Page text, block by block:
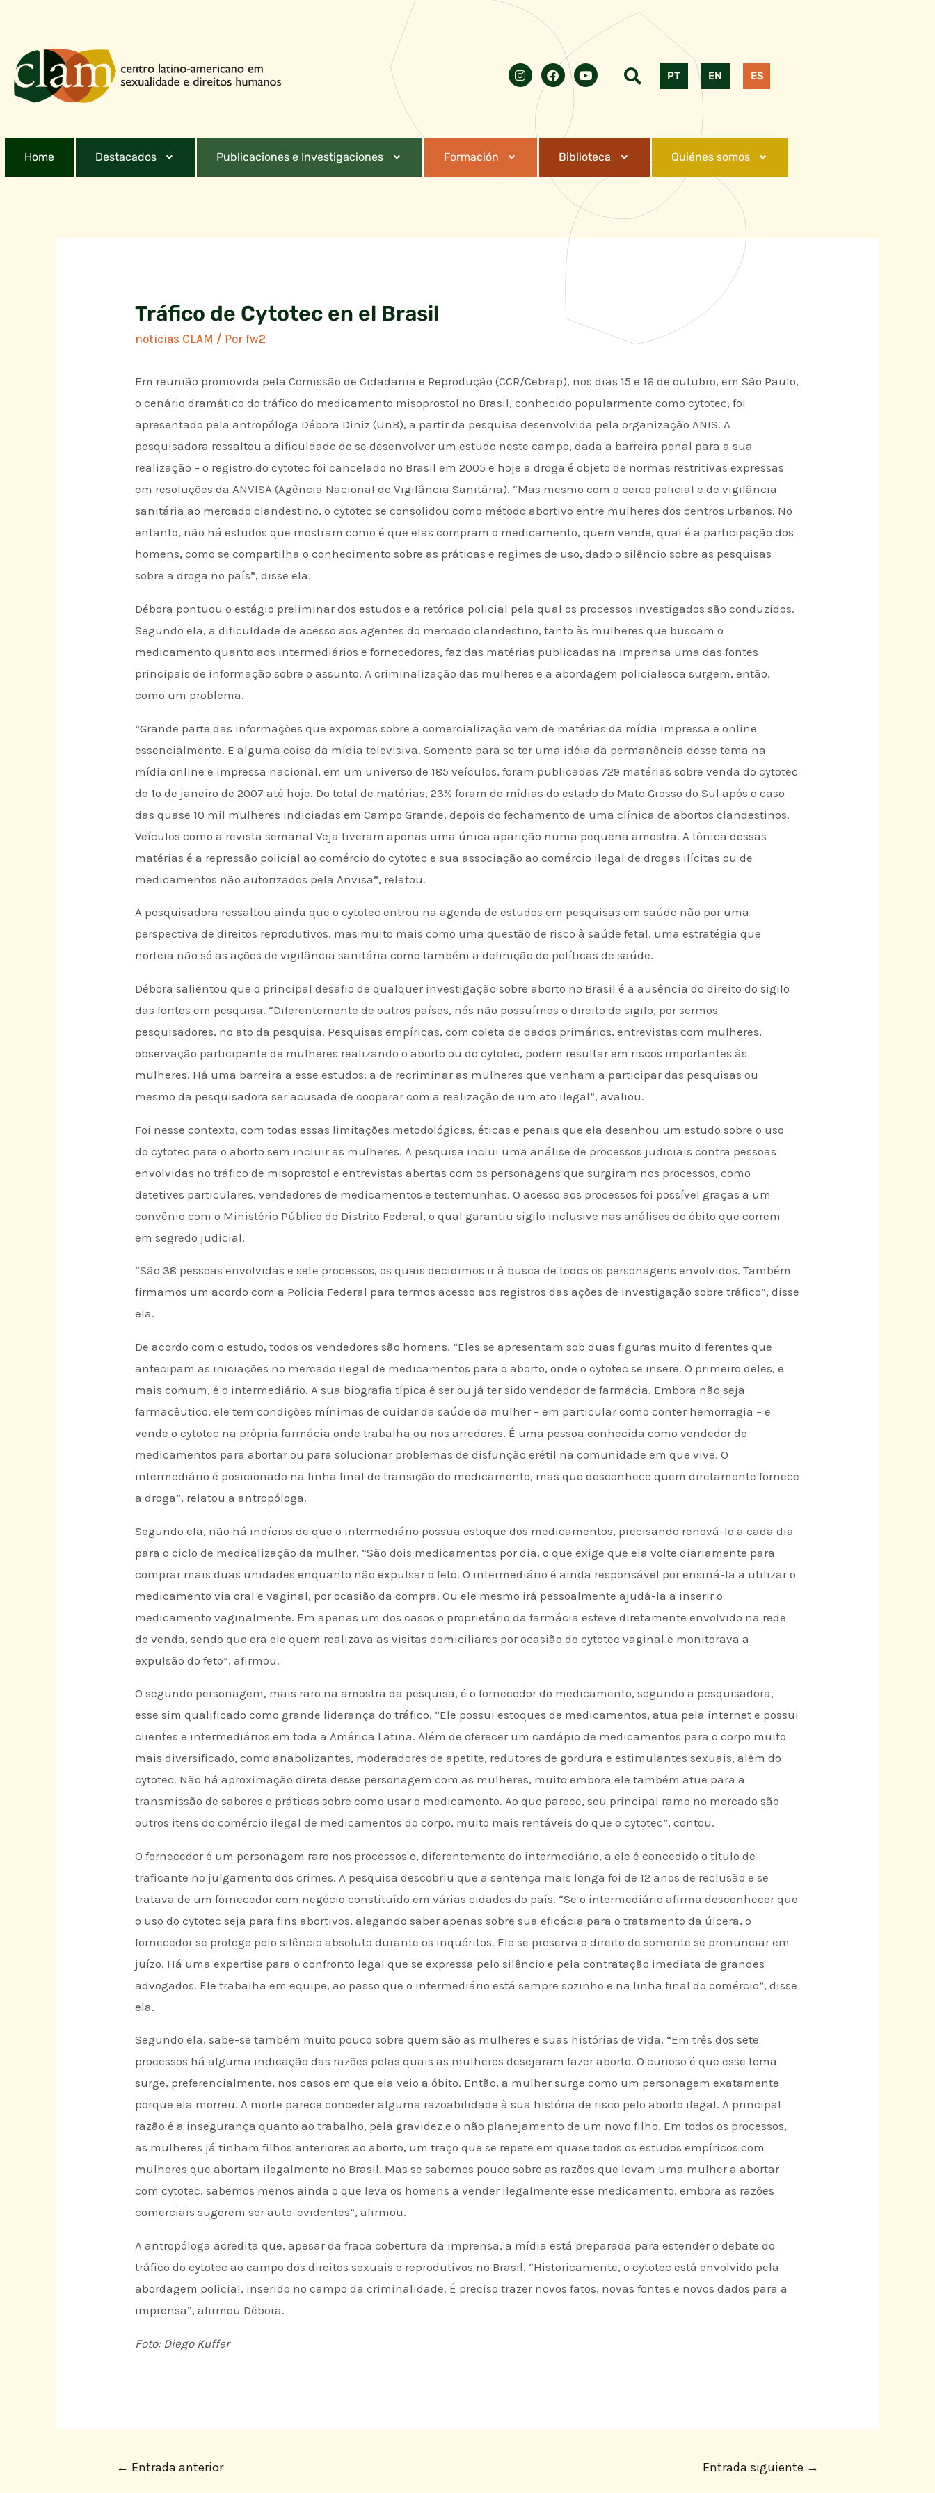
PT EN ES
Home Destacados Publicaciones e Investigaciones Formación Biblioteca Quiénes somos
Tráfico de Cytotec en el Brasil
noticias CLAM / Porfw2
Em reunião promovida pela Comissão de Cidadania e Reprodução (CCR/Cebrap), nos dias 15 e 16 de outubro, em São Paulo,
o cenário dramático do tráfico do medicamento misoprostol no Brasil, conhecido popularmente como cytotec, foi
apresentado pela antropóloga Débora Diniz (UnB), a partir da pesquisa desenvolvida pela organização ANIS. A
pesquisadora ressaltou a dificuldade de se desenvolver um estudo neste campo, dada a barreira penal para a sua
realização – o registro do cytotec foi cancelado no Brasil em 2005 e hoje a droga é objeto de normas restritivas expressas
em resoluções da ANVISA (Agência Nacional de Vigilância Sanitária). “Mas mesmo com o cerco policial e de vigilância
sanitária ao mercado clandestino, o cytotec se consolidou como método abortivo entre mulheres dos centros urbanos. No
entanto, não há estudos que mostram como é que elas compram o medicamento, quem vende, qual é a participação dos
homens, como se compartilha o conhecimento sobre as práticas e regimes de uso, dado o silêncio sobre as pesquisas
sobre a droga no país”, disse ela.
Débora pontuou o estágio preliminar dos estudos e a retórica policial pela qual os processos investigados são conduzidos.
Segundo ela, a dificuldade de acesso aos agentes do mercado clandestino, tanto às mulheres que buscam o
medicamento quanto aos intermediários e fornecedores, faz das matérias publicadas na imprensa uma das fontes
principais de informação sobre o assunto. A criminalização das mulheres e a abordagem policialesca surgem, então,
como um problema.
“Grande parte das informações que expomos sobre a comercialização vem de matérias da mídia impressa e online
essencialmente. E alguma coisa da mídia televisiva. Somente para se ter uma idéia da permanência desse tema na
mídia online e impressa nacional, em um universo de 185 veículos, foram publicadas 729 matérias sobre venda do cytotec
de 1º de janeiro de 2007 até hoje. Do total de matérias, 23% foram de mídias do estado do Mato Grosso do Sul após o caso
das quase 10 mil mulheres indiciadas em Campo Grande, depois do fechamento de uma clínica de abortos clandestinos.
Veículos como a revista semanal Veja tiveram apenas uma única aparição numa pequena amostra. A tônica dessas
matérias é a repressão policial ao comércio do cytotec e sua associação ao comércio ilegal de drogas ilícitas ou de
medicamentos não autorizados pela Anvisa”, relatou.
A pesquisadora ressaltou ainda que o cytotec entrou na agenda de estudos em pesquisas em saúde não por uma
perspectiva de direitos reprodutivos, mas muito mais como uma questão de risco à saúde fetal, uma estratégia que
norteia não só as ações de vigilância sanitária como também a definição de políticas de saúde.
Débora salientou que o principal desafio de qualquer investigação sobre aborto no Brasil é a ausência do direito do sigilo
das fontes em pesquisa. “Diferentemente de outros países, nós não possuímos o direito de sigilo, por sermos
pesquisadores, no ato da pesquisa. Pesquisas empíricas, com coleta de dados primários, entrevistas com mulheres,
observação participante de mulheres realizando o aborto ou do cytotec, podem resultar em riscos importantes às
mulheres. Há uma barreira a esse estudos: a de recriminar as mulheres que venham a participar das pesquisas ou
mesmo da pesquisadora ser acusada de cooperar com a realização de um ato ilegal”, avaliou.
Foi nesse contexto, com todas essas limitações metodológicas, éticas e penais que ela desenhou um estudo sobre o uso
do cytotec para o aborto sem incluir as mulheres. A pesquisa inclui uma análise de processos judiciais contra pessoas
envolvidas no tráfico de misoprostol e entrevistas abertas com os personagens que surgiram nos processos, como
detetives particulares, vendedores de medicamentos e testemunhas. O acesso aos processos foi possível graças a um
convênio com o Ministério Público do Distrito Federal, o qual garantiu sigilo inclusive nas análises de óbito que correm
em segredo judicial.
“São 38 pessoas envolvidas e sete processos, os quais decidimos ir à busca de todos os personagens envolvidos. Também
firmamos um acordo com a Polícia Federal para termos acesso aos registros das ações de investigação sobre tráfico”, disse
ela.
De acordo com o estudo, todos os vendedores são homens. “Eles se apresentam sob duas figuras muito diferentes que
antecipam as iniciações no mercado ilegal de medicamentos para o aborto, onde o cytotec se insere. O primeiro deles, e
mais comum, é o intermediário. A sua biografia típica é ser ou já ter sido vendedor de farmácia. Embora não seja
farmacêutico, ele tem condições mínimas de cuidar da saúde da mulher – em particular como conter hemorragia – e
vende o cytotec na própria farmácia onde trabalha ou nos arredores. É uma pessoa conhecida como vendedor de
medicamentos para abortar ou para solucionar problemas de disfunção erétil na comunidade em que vive. O
intermediário é posicionado na linha final de transição do medicamento, mas que desconhece quem diretamente fornece
a droga”, relatou a antropóloga.
Segundo ela, não há indícios de que o intermediário possua estoque dos medicamentos, precisando renová-lo a cada dia
para o ciclo de medicalização da mulher. “São dois medicamentos por dia, o que exige que ela volte diariamente para
comprar mais duas unidades enquanto não expulsar o feto. O intermediário é ainda responsável por ensiná-la a utilizar o
medicamento via oral e vaginal, por ocasião da compra. Ou ele mesmo irá pessoalmente ajudá-la a inserir o
medicamento vaginalmente. Em apenas um dos casos o proprietário da farmácia esteve diretamente envolvido na rede
de venda, sendo que era ele quem realizava as visitas domiciliares por ocasião do cytotec vaginal e monitorava a
expulsão do feto”, afirmou.
O segundo personagem, mais raro na amostra da pesquisa, é o fornecedor do medicamento, segundo a pesquisadora,
esse sim qualificado como grande liderança do tráfico. “Ele possui estoques de medicamentos, atua pela internet e possui
clientes e intermediários em toda a América Latina. Além de oferecer um cardápio de medicamentos para o corpo muito
mais diversificado, como anabolizantes, moderadores de apetite, redutores de gordura e estimulantes sexuais, além do
cytotec. Não há aproximação direta desse personagem com as mulheres, muito embora ele também atue para a
transmissão de saberes e práticas sobre como usar o medicamento. Ao que parece, seu principal ramo no mercado são
outros itens do comércio ilegal de medicamentos do corpo, muito mais rentáveis do que o cytotec”, contou.
O fornecedor é um personagem raro nos processos e, diferentemente do intermediário, a ele é concedido o título de
traficante no julgamento dos crimes. A pesquisa descobriu que a sentença mais longa foi de 12 anos de reclusão e se
tratava de um fornecedor com negócio constituído em várias cidades do país. “Se o intermediário afirma desconhecer que
o uso do cytotec seja para fins abortivos, alegando saber apenas sobre sua eficácia para o tratamento da úlcera, o
fornecedor se protege pelo silêncio absoluto durante os inquéritos. Ele se preserva o direito de somente se pronunciar em
juízo. Há uma expertise para o confronto legal que se expressa pelo silêncio e pela contratação imediata de grandes
advogados. Ele trabalha em equipe, ao passo que o intermediário está sempre sozinho e na linha final do comércio”, disse
ela.
Segundo ela, sabe-se também muito pouco sobre quem são as mulheres e suas histórias de vida. “Em três dos sete
processos há alguma indicação das razões pelas quais as mulheres desejaram fazer aborto. O curioso é que esse tema
surge, preferencialmente, nos casos em que ela veio a óbito. Então, a mulher surge como um personagem exatamente
porque ela morreu. A morte parece conceder alguma razoabilidade à sua história de risco pelo aborto ilegal. A principal
razão é a insegurança quanto ao trabalho, pela gravidez e o não planejamento de um novo filho. Em todos os processos,
as mulheres já tinham filhos anteriores ao aborto, um traço que se repete em quase todos os estudos empíricos com
mulheres que abortam ilegalmente no Brasil. Mas se sabemos pouco sobre as razões que levam uma mulher a abortar
com cytotec, sabemos menos ainda o que leva os homens a vender ilegalmente esse medicamento, embora as razões
comerciais sugerem ser auto-evidentes”, afirmou.
A antropóloga acredita que, apesar da fraca cobertura da imprensa, a mídia está preparada para estender o debate do
tráfico do cytotec ao campo dos direitos sexuais e reprodutivos no Brasil. “Historicamente, o cytotec está envolvido pela
abordagem policial, inserido no campo da criminalidade. É preciso trazer novos fatos, novas fontes e novos dados para a
imprensa”, afirmou Débora.
Foto: Diego Kuffer
← Entrada anterior Entrada siguiente →